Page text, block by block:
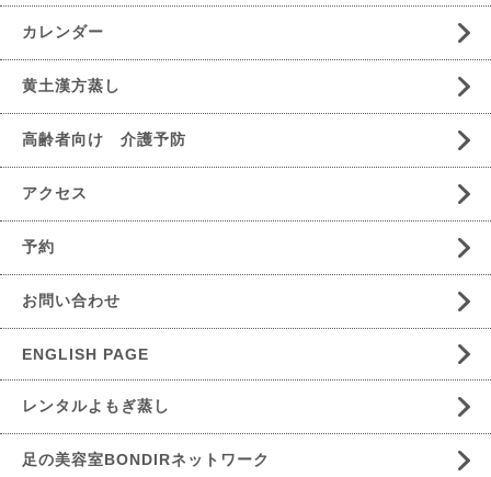
カレンダー
黄土漢方蒸し
高齢者向け 介護予防
アクセス
予約
お問い合わせ
ENGLISH PAGE
レンタルよもぎ蒸し
足の美容室BONDIRネットワーク